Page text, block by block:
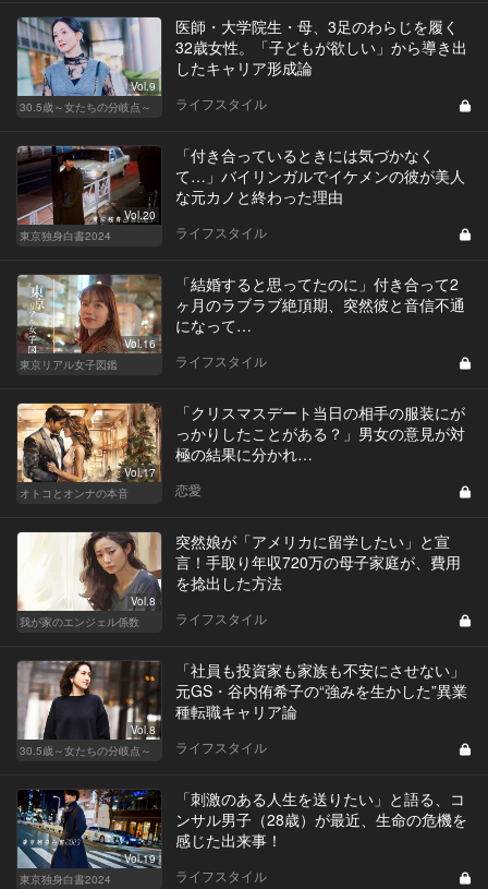
Vol.9
30.5歳～女たちの分岐点～
医師・大学院生・母、3足のわらじを履く
32歳女性。「子どもが欲しい」から導き出
したキャリア形成論
ライフスタイル
Vol.20
東京独身白書2024
「付き合っているときには気づかなく
て…」バイリンガルでイケメンの彼が美人
な元カノと終わった理由
ライフスタイル
Vol.16
東京リアル女子図鑑
「結婚すると思ってたのに」付き合って2
ヶ月のラブラブ絶頂期、突然彼と音信不通
になって…
ライフスタイル
Vol.17
オトコとオンナの本音
「クリスマスデート当日の相手の服装にが
っかりしたことがある？」男女の意見が対
極の結果に分かれ…
恋愛
Vol.8
我が家のエンジェル係数
突然娘が「アメリカに留学したい」と宣
言！手取り年収720万の母子家庭が、費用
を捻出した方法
ライフスタイル
Vol.8
30.5歳～女たちの分岐点～
「社員も投資家も家族も不安にさせない」
元GS・谷内侑希子の“強みを生かした”異業
種転職キャリア論
ライフスタイル
Vol.19
東京独身白書2024
「刺激のある人生を送りたい」と語る、コ
ンサル男子（28歳）が最近、生命の危機を
感じた出来事！
ライフスタイル